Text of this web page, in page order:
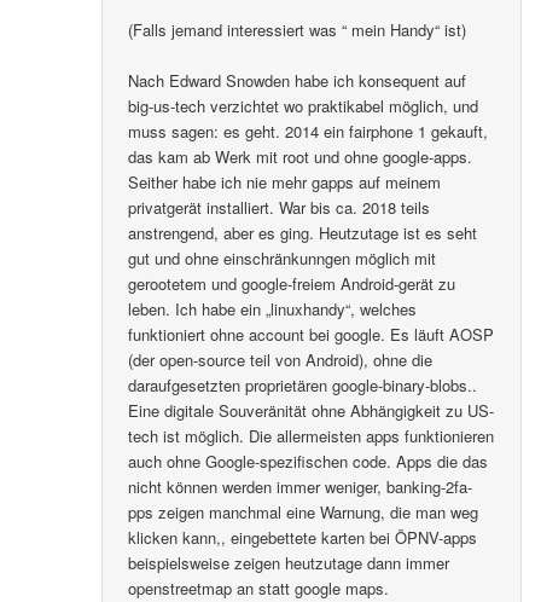
(Falls jemand interessiert was “ mein Handy“ ist)
Nach Edward Snowden habe ich konsequent auf
big-us-tech verzichtet wo praktikabel möglich, und
muss sagen: es geht. 2014 ein fairphone 1 gekauft,
das kam ab Werk mit root und ohne google-apps.
Seither habe ich nie mehr gapps auf meinem
privatgerät installiert. War bis ca. 2018 teils
anstrengend, aber es ging. Heutzutage ist es seht
gut und ohne einschränkunngen möglich mit
gerootetem und google-freiem Android-gerät zu
leben. Ich habe ein „linuxhandy“, welches
funktioniert ohne account bei google. Es läuft AOSP
(der open-source teil von Android), ohne die
daraufgesetzten proprietären google-binary-blobs..
Eine digitale Souveränität ohne Abhängigkeit zu US-
tech ist möglich. Die allermeisten apps funktionieren
auch ohne Google-spezifischen code. Apps die das
nicht können werden immer weniger, banking-2fa-
pps zeigen manchmal eine Warnung, die man weg
klicken kann,, eingebettete karten bei ÖPNV-apps
beispielsweise zeigen heutzutage dann immer
openstreetmap an statt google maps.